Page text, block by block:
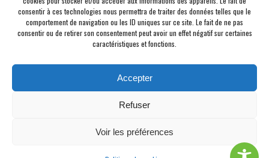
consentir à ces technologies nous permettra de traiter des données telles que le
comportement de navigation ou les ID uniques sur ce site. Le fait de ne pas
consentir ou de retirer son consentement peut avoir un effet négatif sur certaines
caractéristiques et fonctions.
Accepter
Refuser
Voir les préférences
© 2026 Saussines. Un service proposé parComm'un Site
Mentions Légales
Politique des cookies